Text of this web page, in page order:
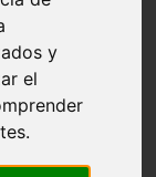
y
el